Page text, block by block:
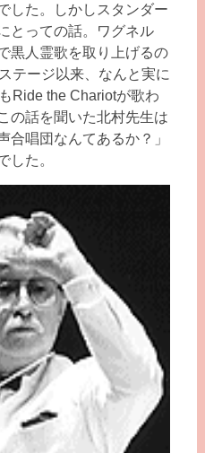
した。しかしスタンダー
とっての話。ワグネル
黒人霊歌を取り上げるの
テージ以来、なんと実に
Ride the Chariotが歌わ
の話を聞いた北村先生は
合唱団なんてあるか？」
した。